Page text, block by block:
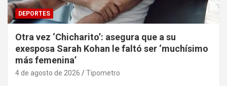
DEPORTES
Otra vez ‘Chicharito’: asegura que a su
exesposa Sarah Kohan le faltó ser ‘muchísimo
más femenina’
4 de agosto de 2026 Tipometro